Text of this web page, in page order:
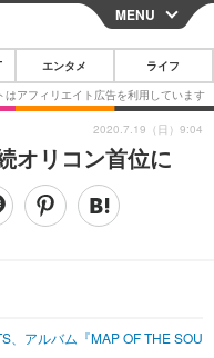
CLOSE
スマートフォン
ガジェット・ツール
スポーツ
MENU
エンタメ ライフ
オリコン首位に
、アルバム『MAP OF THE SOU
2020.7.19（日）9:04